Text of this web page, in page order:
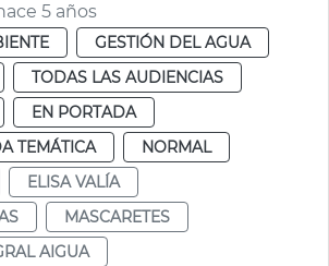
5 años
GESTIÓN DEL AGUA
TODAS LAS AUDIENCIAS
EN PORTADA
TEMÁTICA
NORMAL
ELISA VALÍA
MASCARETES
AIGUA